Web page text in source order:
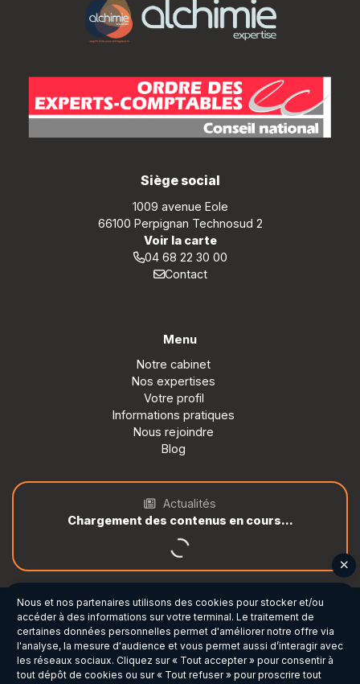
Prendre rdv
Espace client
04 68 22 30 00
Email
Facebook
Siège social
1009 avenue Eole
66100 Perpignan Technosud 2
Voir la carte
04 68 22 30 00
Contact
Menu
Notre cabinet
Nos expertises
Votre profil
Informations pratiques
Nous rejoindre
Blog
Actualités
Mentions légales et RGPD
Plan du site
Gestion des cookies
Charte cookies
Politique de confidentialité
Nous et nos partenaires utilisons des cookies pour stocker et/ou
accéder à des informations sur votre terminal. Le traitement de
certaines données personnelles permet d'améliorer notre offre via
l'analyse, la mesure d'audience et vous permet aussi d’interagir avec
les réseaux sociaux. Cliquez sur « Tout accepter » pour consentir à
tout dépôt de cookies ou sur « Tout refuser » pour proscrire tout